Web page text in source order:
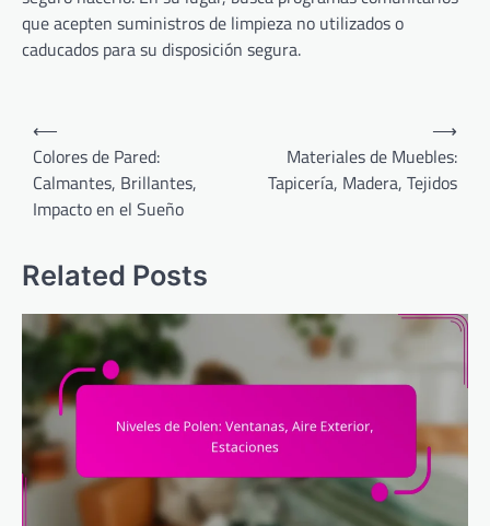
que acepten suministros de limpieza no utilizados o
caducados para su disposición segura.
Post
navigation
⟵
Colores de Pared:
Calmantes, Brillantes,
Impacto en el Sueño
Materiales de Muebles:
Tapicería, Madera, Tejidos
⟶
Related Posts